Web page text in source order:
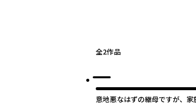
全2作品
意地悪なはずの継母ですが、家